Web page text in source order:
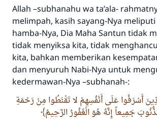
Allah –subhanahu wa ta’ala-
melimpah, kasih sayang-Nya
hamba-Nya, Dia Maha Santun tidak
tidak menyiksa kita, tidak
kita, bahkan memberikan
dan menyuruh Nabi-Nya untuk
kedermawan-Nya –subhanah-:
أَسْرَفُوا عَلَى أَنْفُسِهِمْ لا تَقْنَطُوا مِنْ رَحْمَةِ
جَمِيعاً إِنَّهُ هُوَ الْغَفُورُ الرَّحِيمُ